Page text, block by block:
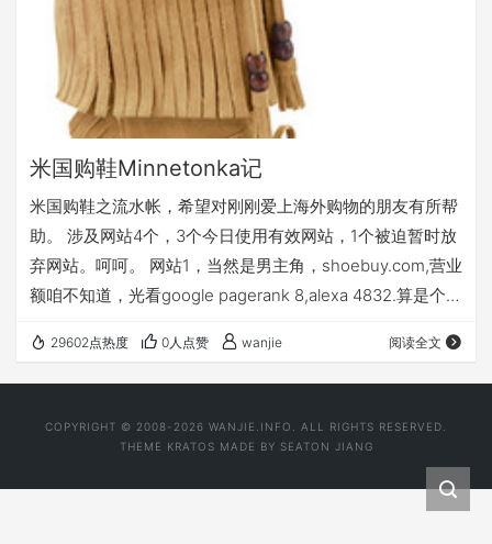
米国购鞋Minnetonka记
米国购鞋之流水帐，希望对刚刚爱上海外购物的朋友有所帮
助。 涉及网站4个，3个今日使用有效网站，1个被迫暂时放
弃网站。呵呵。 网站1，当然是男主角，shoebuy.com,营业
额咱不知道，光看google pagerank 8,alexa 4832.算是个牛
呵。 什么爱物网，淘宝网,onlylady,团购这个牌子靴子的帖
子火得又是一塌糊涂. 一波又一波.说实话，鄙人对团购的某
以，加20－100rmb。实物照片和官…
29602点热度 0人点赞 wanjie 阅读全文
COPYRIGHT © 2008-2026 WANJIE.INFO. ALL RIGHTS RESERVED.
THEME KRATOS MADE BY SEATON JIANG